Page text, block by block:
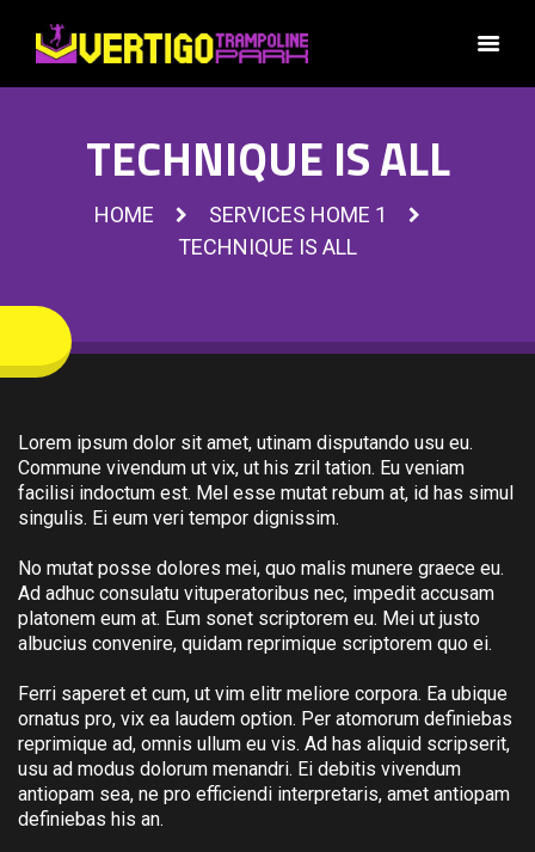
TECHNIQUE IS ALL
HOME
SERVICES HOME 1
TECHNIQUE IS ALL
Lorem ipsum dolor sit amet, utinam disputando usu eu.
Commune vivendum ut vix, ut his zril tation. Eu veniam
facilisi indoctum est. Mel esse mutat rebum at, id has simul
singulis. Ei eum veri tempor dignissim.
No mutat posse dolores mei, quo malis munere graece eu.
Ad adhuc consulatu vituperatoribus nec, impedit accusam
platonem eum at. Eum sonet scriptorem eu. Mei ut justo
albucius convenire, quidam reprimique scriptorem quo ei.
Ferri saperet et cum, ut vim elitr meliore corpora. Ea ubique
ornatus pro, vix ea laudem option. Per atomorum definiebas
reprimique ad, omnis ullum eu vis. Ad has aliquid scripserit,
usu ad modus dolorum menandri. Ei debitis vivendum
antiopam sea, ne pro efficiendi interpretaris, amet antiopam
definiebas his an.